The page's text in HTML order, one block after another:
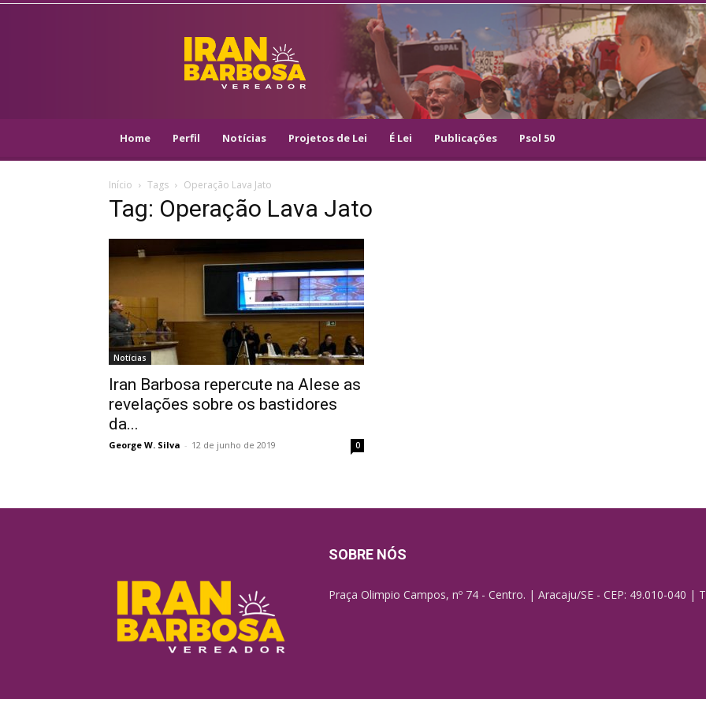
IRAN
BARBOSA
–
VEREADOR
–
Home Perfil Notícias Projetos de Lei É Lei Publicações Psol 50
Início Tags Operação Lava Jato
Tag: Operação Lava Jato
Notícias
Iran Barbosa repercute na Alese as
revelações sobre os bastidores
da...
George W. Silva - 12 de junho de 2019 0
SOBRE NÓS
Praça Olimpio Campos, nº 74 - Centro. | Aracaju/SE - CEP: 49.010-040 |